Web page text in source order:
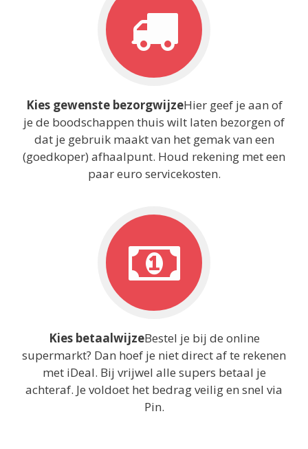
Kies gewenste bezorgwijzeHier geef je aan of
je de boodschappen thuis wilt laten bezorgen of
dat je gebruik maakt van het gemak van een
(goedkoper) afhaalpunt. Houd rekening met een
paar euro servicekosten.
Kies betaalwijzeBestel je bij de online
supermarkt? Dan hoef je niet direct af te rekenen
met iDeal. Bij vrijwel alle supers betaal je
achteraf. Je voldoet het bedrag veilig en snel via
Pin.